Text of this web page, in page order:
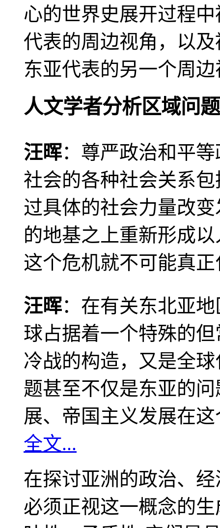
心的世界史展开过程
代表的周边视角，以
东亚代表的另一个周
人文学者分析区域问题
汪晖：尊严政治和平
社会的各种社会关系
过具体的社会力量改
的地基之上重新形成
这个危机就不可能真
汪晖：在有关东北亚
球占据着一个特殊的
冷战的构造，又是全
题甚至不仅是东亚的
展、帝国主义发展在
全文...
在探讨亚洲的政治、
必须正视这一概念的